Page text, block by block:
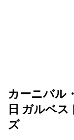
カーニバル
日 ガルベ
ズ